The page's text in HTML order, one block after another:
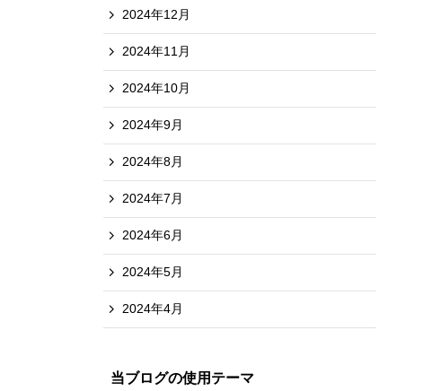
2024年12月
2024年11月
2024年10月
2024年9月
2024年8月
2024年7月
2024年6月
2024年5月
2024年4月
当ブログの使用テーマ